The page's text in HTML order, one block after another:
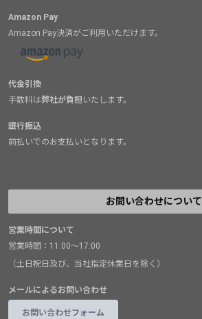
Amazon Pay
Amazon Pay決済がご利用いただけます。
代金引換
手数料は弊社が負担いたします。
銀行振込
前払いでのお支払いとなります。
お問い合わせについて
営業時間について
営業時間：11:00～17:00
（土日祝日及び、当社指定休業日を除く）
メールによるお問い合わせ
お問い合わせフォーム